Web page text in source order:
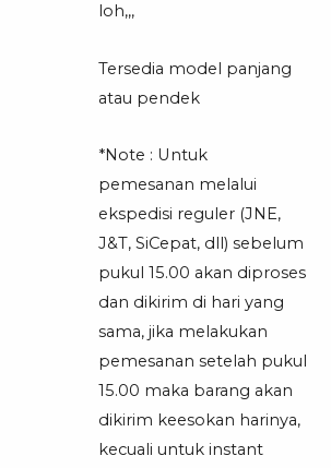
loh,,,
Tersedia model panjang
atau pendek
*Note : Untuk
pemesanan melalui
ekspedisi reguler (JNE,
J&T, SiCepat, dll) sebelum
pukul 15.00 akan diproses
dan dikirim di hari yang
sama, jika melakukan
pemesanan setelah pukul
15.00 maka barang akan
dikirim keesokan harinya,
kecuali untuk instant